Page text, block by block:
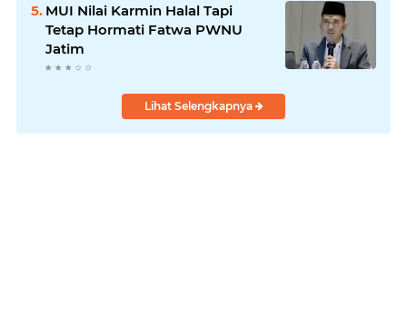
MUI Nilai Karmin Halal Tapi
Tetap Hormati Fatwa PWNU
Jatim
Lihat Selengkapnya